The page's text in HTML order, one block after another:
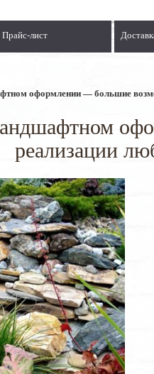
Прайс-лист
оформлении — большие
реализации